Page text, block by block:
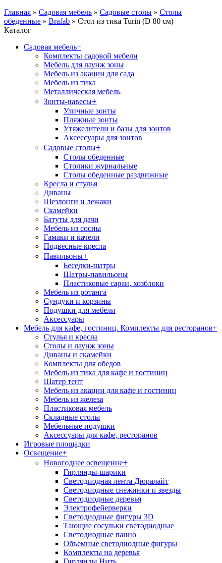
Главная » Садовая мебель » Садовые столы » Столы
обеденные » Brafab » Стол из тика Turin (D 80 см)
Каталог
Садовая мебель+
Комплекты садовой мебели
Мебель для лаунж зоны
Мебель из акации для сада
Мебель из тика
Металлическая мебель
Зонты-навесы+
Уличные зонты
Пляжные зонты
Утяжелители и базы для зонтов
Аксессуары для зонтов
Садовые столы+
Столы обеденные
Столики журнальные
Столы обеденные раздвижные
Кресла и стулья
Диваны
Шезлонги и лежаки
Скамейки
Батуты для дачи
Мебель из сосны
Гамаки и качели
Подвесные кресла
Павильоны+
Беседки-шатры
Шатры-павильоны
Пластиковые сараи, хозблоки
Мебель из ротанга
Сундуки и корзины
Подушки для мебели
Аксессуары
Мебель для кафе, гостиниц. Комплекты для ресторанов+
Стулья и кресла
Столы и лаунж зоны
Диваны и скамейки
Комплекты для обедов
Мебель из тика для кафе и гостиниц
Шатер тент
Мебель из акации для кафе и гостиниц
Мебель из железа
Пластиковая мебель
Складные столы
Мебельные подушки
Аксессуары для кафе, ресторанов
Игровые площадки
Освещение+
Новогоднее освещение+
Гирлянды-шарики
Светодиодная лента Дюралайт
Светодиодные снежинки и звезды
Светодиодные деревья
Электрофейерверки
Светодиодные фигуры 3D
Тающие сосульки светодиодные
Светодиодные панно
Объемные светодиодные фигуры
Комплекты на деревья
Гирлянды Нить